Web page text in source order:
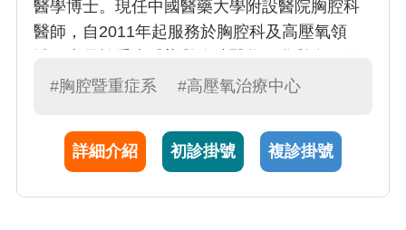
醫學博士。現任中國醫藥大學附設醫院胸腔科
醫師，自2011年起服務於胸腔科及高壓氧領
際期刊發表，致力於臨床與研究整合。
#胸腔暨重症系 #高壓氧治療中心
詳細介紹 初診掛號 複診掛號